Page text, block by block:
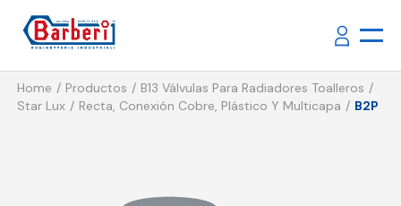
Home Productos
B13 Válvulas Para Radiadores Toalleros
Star Lux
Recta, Conexión Cobre, Plástico Y Multicapa B2P